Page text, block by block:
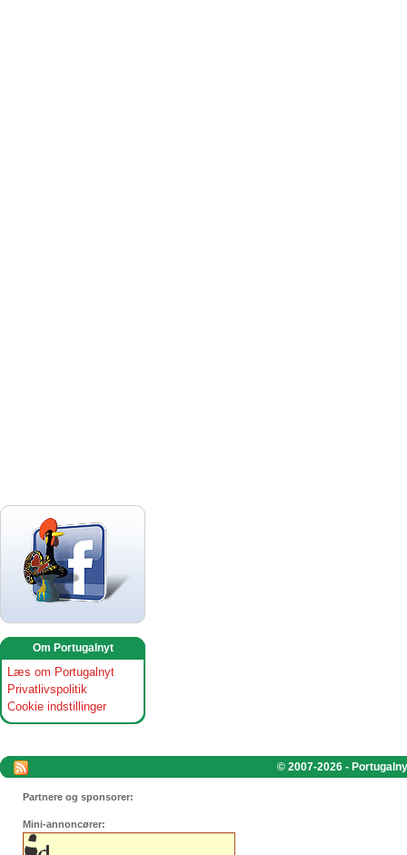
Om Portugalnyt
Læs om Portugalnyt
Privatlivspolitik
Cookie indstillinger
© 2007-2026 -
Partnere og sponsorer:
Mini-annoncører: